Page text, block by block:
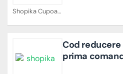
Shopika Cupoane
Cod reducere
prima